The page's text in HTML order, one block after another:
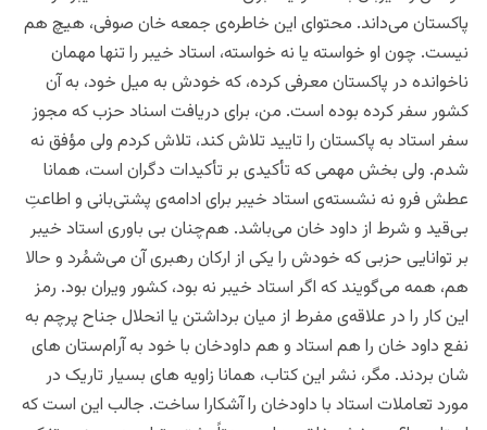
پاکستان می‌داند. محتوای این خاطره‌ی جمعه خان صوفی، هیچ هم
نیست. چون او خواسته یا نه خواسته، استاد خیبر را تنها مهمان
ناخوانده در پاکستان معرفی کرده، که خودش به میل خود، به آن
کشور سفر کرده بوده است. من، برای دریافت اسناد حزب که مجوز
سفر استاد به پاکستان را تایید تلاش کند، تلاش کردم ولی مؤفق نه
شدم. ولی بخش مهمی که تأکیدی بر تأکیدات دگران است، همانا
عطش فرو نه نشسته‌ی استاد خیبر برای ادامه‌ی پشتی‌بانی و اطاعتِ
بی‌قید و شرط از داود خان می‌باشد. هم‌چنان بی باوری استاد خیبر
بر توانایی حزبی که خودش را یکی از ارکان رهبری آن می‌شمُرد و حالا
هم، همه می‌گویند که اگر استاد خیبر نه بود، کشور ویران بود. رمز
این کار را در علاقه‌ی مفرط از میان برداشتن یا انحلال جناح پرچم به
نفع داود خان را هم استاد و هم داودخان با خود به آرام‌‌ستان های
شان بردند. مگر، نشر این کتاب، همانا زاویه های بسیار تاریک در
مورد تعاملات استاد با داودخان را آشکارا ساخت. جالب این است که